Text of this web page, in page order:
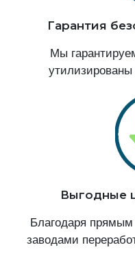
Гарантия
Мы
утилизированы
Выгодные
Благодаря прямым
заводами